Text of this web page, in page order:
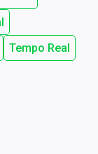
Tempo Real